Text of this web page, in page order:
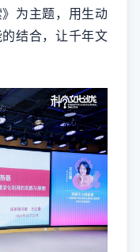
为主题，用生动
结合，让千年文